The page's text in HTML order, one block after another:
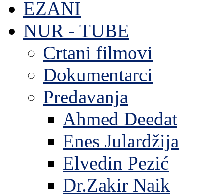
EZANI
NUR - TUBE
Crtani filmovi
Dokumentarci
Predavanja
Ahmed Deedat
Enes Julardžija
Elvedin Pezić
Dr.Zakir Naik